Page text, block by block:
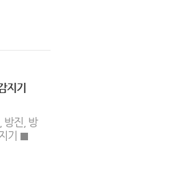
지기
방진, 방
기 ■